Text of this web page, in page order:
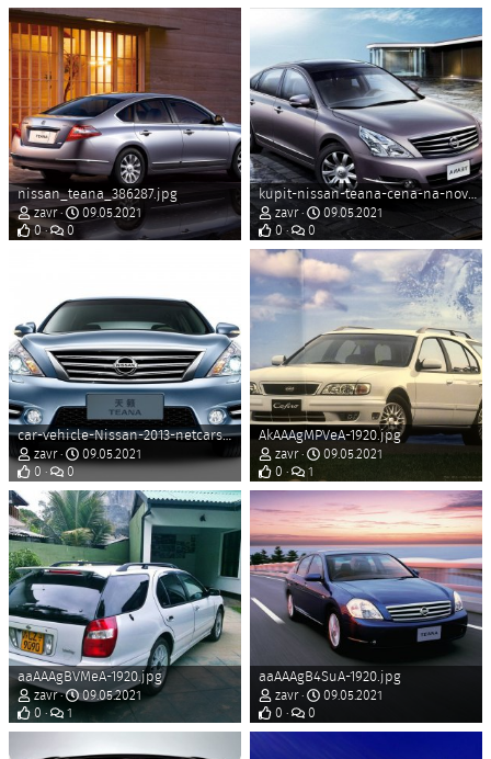
nissan_teana_386287.jpg
zavr
09.05.2021
0
0
kupit-nissan-teana-cena-na-novyj-nissan-teana-u_1_1.jpg
zavr
09.05.2021
0
0
car-vehicle-Nissan-2013-netcarshow-netcar-car-images-car-photo-wheel-Teana-China-version-land-...jpg
zavr
09.05.2021
0
0
AkAAAgMPVeA-1920.jpg
zavr
09.05.2021
0
1
aaAAAgBVMeA-1920.jpg
zavr
09.05.2021
0
1
aaAAAgB4SuA-1920.jpg
zavr
09.05.2021
0
0